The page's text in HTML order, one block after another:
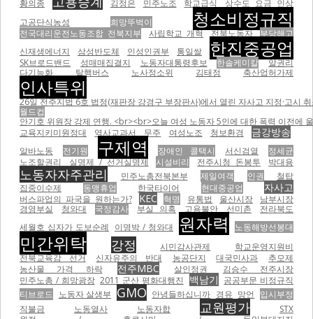
황의종
김정은 민주노조 학교급식
상수도 요금 인상
고공단식농성
희망뚜벅이 청소비정규직
전국대리운전노동조합 전북지부 사립학교 개혁 전북노동자
부당해고
신재생에너지
삼성반도체 인성인권부 통일쌀 한진중공업
SK브로드밴드 성매매집결지 노동자대통령후보 한솔케미칼
알권리
다기능화
탈핵버스 노사정소위 김태정 축산업허가제
인사특위
26일 전주지법 6호 법정(재판장 강경구 부장판사)에서 열린 자사고 지정·고시
월드컵
안기호 위원장 강제 연행. <br><br>오늘 여성 노동자 5인에 대한 폭력 이전
교육지키미원정대
역사교과서 무주 여성노조 청보환경 금강방송
알바노동 전기원 구제역 장애인 콜택시 서신검열
정세균
노조할권리
실명제 / 선거실명제 시설비리 전주시청 돈봉투 박대용
노동자자주관리 민주노총전북본부 제일여객 인권
철탑
집중이수제
동맹휴업 한국타이어 현대중공업 자사고
버스파업의 파국을 원하는가? KEC 혁명 유통법 울산시장
남부시장
경영부실
청와대 국정감사 부실 의혹 고용불안 선미촌
전라북도
세월호 십자가 도보순례 이명박 / 청와대 원자력 노동해방선봉대
민간위탁 강정 시민감사관제
학교운영지원비
전북교육감 선거
신자유주의 반대 농공단지 대국민사과
추모제
농산물 가격 하락
전주MBC 살인정권
김승수 전주시장
민주노총 / 희망광장 2011 군산 평화대행진 백남기 공공부문 비정규직
티브로드 노동자 살생부 GMO 안녕들하십니까 경유 망언
입시부정
직불금
노동열사 노동자합 교원평가
STX